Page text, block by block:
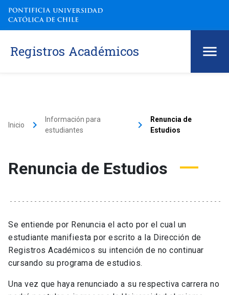
Registros Académicos
Inicio keyboard_arrow_right
Información para
estudiantes
keyboard_arrow_right
Renuncia de
Estudios
Renuncia de Estudios
Se entiende por Renuncia el acto por el cual un
estudiante manifiesta por escrito a la Dirección de
Registros Académicos su intención de no continuar
cursando su programa de estudios.
Una vez que haya renunciado a su respectiva carrera no